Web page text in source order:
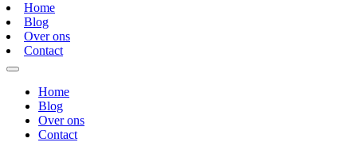
Home
Blog
Over ons
Contact
Home
Blog
Over ons
Contact